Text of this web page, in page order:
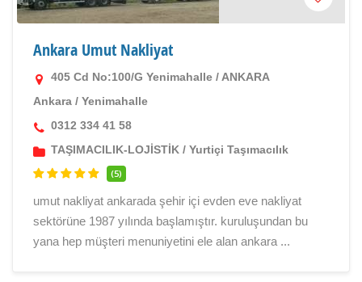
Ankara Umut Nakliyat
405 Cd No:100/G Yenimahalle / ANKARA
Ankara / Yenimahalle
0312 334 41 58
TAŞIMACILIK-LOJİSTİK / Yurtiçi Taşımacılık
(5)
umut nakliyat ankarada şehir içi evden eve nakliyat
sektörüne 1987 yılında başlamıştır. kuruluşundan bu
yana hep müşteri menuniyetini ele alan ankara ...